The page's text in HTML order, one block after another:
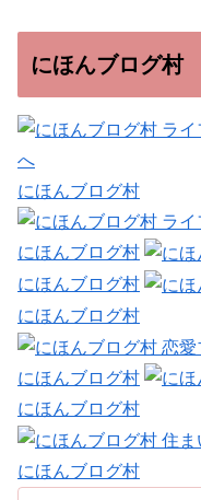
にほんブログ村
にほんブログ村
にほんブログ村
にほんブログ村
にほんブログ村
にほんブログ村
にほんブログ村
にほんブログ村